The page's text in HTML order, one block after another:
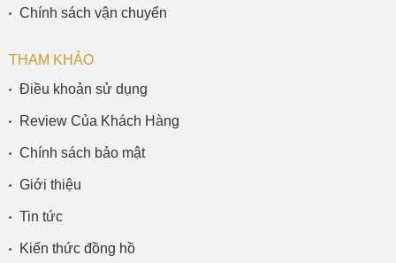
Chính sách vận chuyển
THAM KHẢO
Điều khoản sử dụng
Review Của Khách Hàng
Chính sách bảo mật
Giới thiệu
Tin tức
Kiến thức đồng hồ